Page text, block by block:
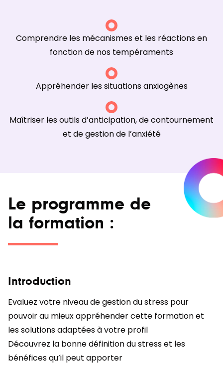
Comprendre les mécanismes et les réactions en
fonction de nos tempéraments
Appréhender les situations anxiogènes
Maîtriser les outils d’anticipation, de contournement
et de gestion de l’anxiété
Le programme de
la formation :
Introduction
Evaluez votre niveau de gestion du stress pour
pouvoir au mieux appréhender cette formation et
les solutions adaptées à votre profil
Découvrez la bonne définition du stress et les
bénéfices qu’il peut apporter